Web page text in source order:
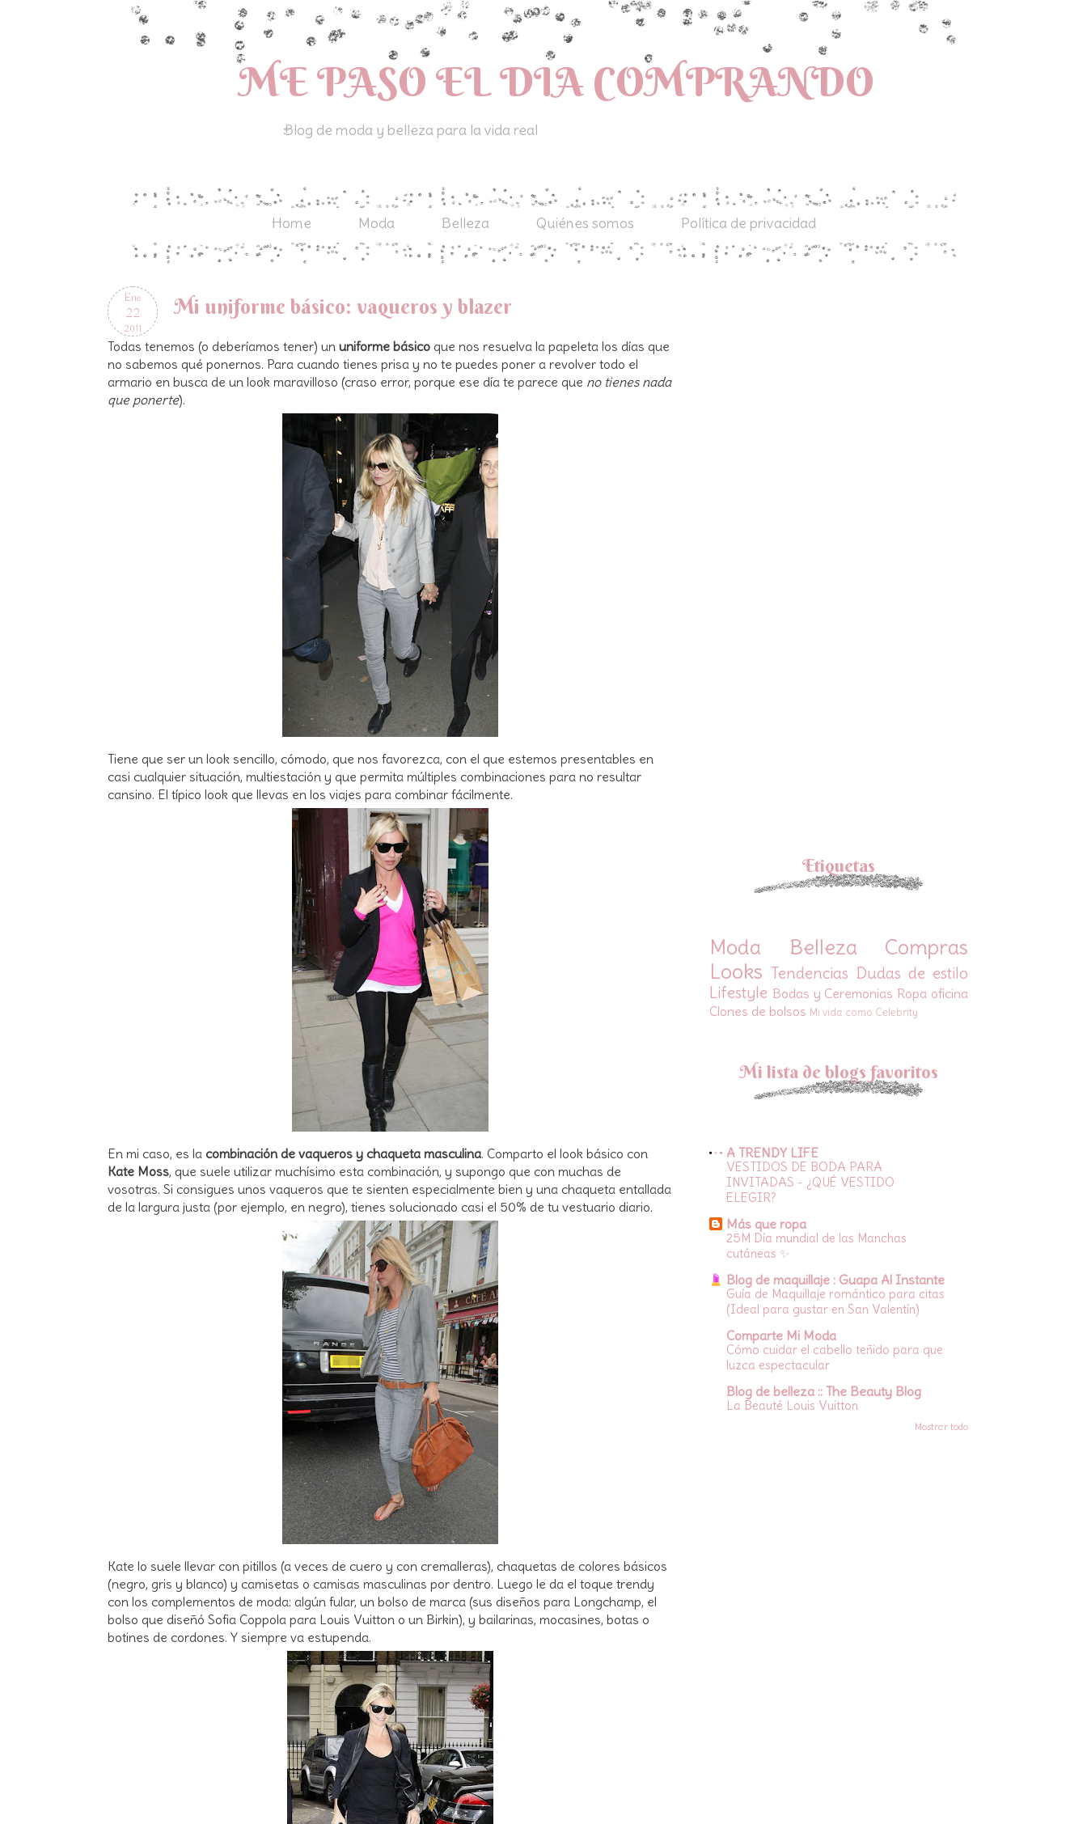
ME PASO EL DIA COMPRANDO
Blog de moda y belleza para la vida real
Home Moda Belleza Quiénes somos Política de privacidad
Ene
22
2011
Mi uniforme básico: vaqueros y blazer
Todas tenemos (o deberíamos tener) un uniforme básico que nos resuelva la papeleta los días que
no sabemos qué ponernos. Para cuando tienes prisa y no te puedes poner a revolver todo el
armario en busca de un look maravilloso (craso error, porque ese día te parece que no tienes nada
que ponerte).
Tiene que ser un look sencillo, cómodo, que nos favorezca, con el que estemos presentables en
casi cualquier situación, multiestación y que permita múltiples combinaciones para no resultar
cansino. El típico look que llevas en los viajes para combinar fácilmente.
En mi caso, es la combinación de vaqueros y chaqueta masculina. Comparto el look básico con
Kate Moss, que suele utilizar muchísimo esta combinación, y supongo que con muchas de
vosotras. Si consigues unos vaqueros que te sienten especialmente bien y una chaqueta entallada
de la largura justa (por ejemplo, en negro), tienes solucionado casi el 50% de tu vestuario diario.
Kate lo suele llevar con pitillos (a veces de cuero y con cremalleras), chaquetas de colores básicos
(negro, gris y blanco) y camisetas o camisas masculinas por dentro. Luego le da el toque trendy
con los complementos de moda: algún fular, un bolso de marca (sus diseños para Longchamp, el
bolso que diseñó Sofia Coppola para Louis Vuitton o un Birkin), y bailarinas, mocasines, botas o
botines de cordones. Y siempre va estupenda.
Etiquetas
Moda Belleza
Compras
Looks Tendencias Dudas de estilo
Lifestyle Bodas y Ceremonias Ropa oficina
Clones de bolsos Mi vida como Celebrity
Mi lista de blogs favoritos
A TRENDY LIFE
VESTIDOS DE BODA PARA
INVITADAS - ¿QUÉ VESTIDO
ELEGIR?
Más que ropa
25M Día mundial de las Manchas
cutáneas ✨
Blog de maquillaje : Guapa Al Instante
Guía de Maquillaje romántico para citas
(Ideal para gustar en San Valentín)
Comparte Mi Moda
Cómo cuidar el cabello teñido para que
luzca espectacular
Blog de belleza :: The Beauty Blog
La Beauté Louis Vuitton
Mostrar todo